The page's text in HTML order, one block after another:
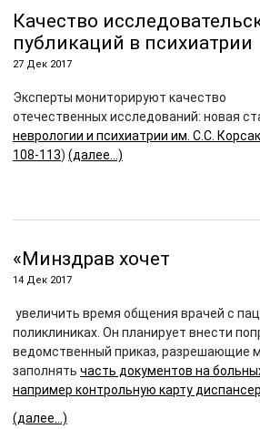
Качество
публикаций в психиатрии
27 Дек 2017
Эксперты мониторируют качество
отечественных исследований: новая
неврологии и психиатрии им. С.С.
108-113) (далее…)
«Минздрав хочет
14 Дек 2017
увеличить время общения врачей с
поликлиниках. Он планирует внести
ведомственный приказ, разрешающие
заполнять часть документов на
например контрольную карту
(далее…)